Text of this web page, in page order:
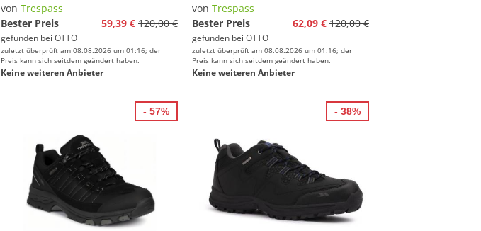
von Trespass
Bester Preis
59,39 € 120,00 €
gefunden bei OTTO
zuletzt überprüft am 08.08.2026 um 01:16; der
Preis kann sich seitdem geändert haben.
Keine weiteren Anbieter
von Trespass
Bester Preis
62,09 € 120,00 €
gefunden bei OTTO
zuletzt überprüft am 08.08.2026 um 01:16; der
Preis kann sich seitdem geändert haben.
Keine weiteren Anbieter
- 57% - 38%